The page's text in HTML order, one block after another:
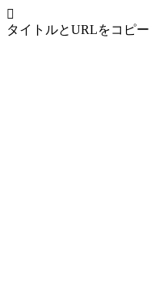
タイトルとURLをコピ